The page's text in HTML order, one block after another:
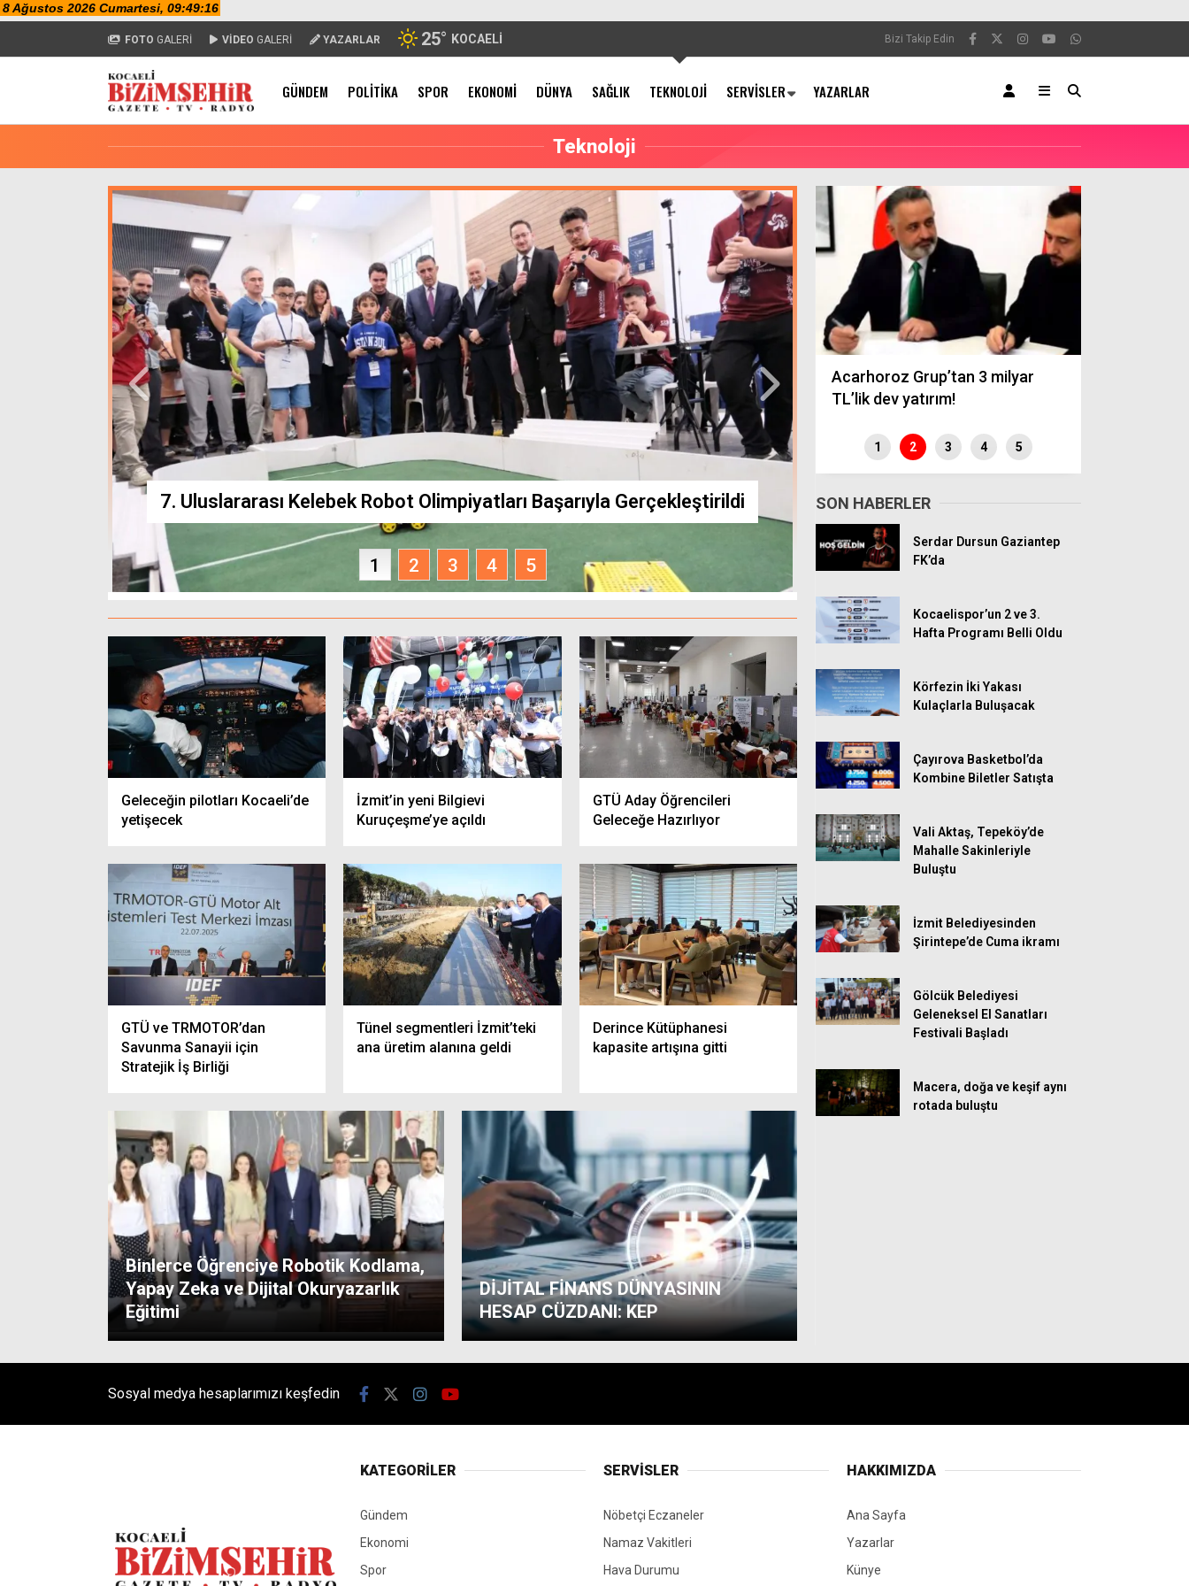
FOTO GALERİ VİDEO GALERİ YAZARLAR 25° KOCAELI Bizi Takip Edin
GÜNDEM POLITIKA SPOR EKONOMI DÜNYA SAĞLIK TEKNOLOJI SERVISLER YAZARLAR
Teknoloji
7. Uluslararası Kelebek Robot Olimpiyatları Başarıyla Gerçekleştirildi GTÜ’de Teknoloji Geliştirme ve Yapay
1 2 3 4 5
Geleceğin pilotları Kocaeli’de
yetişecek
İzmit’in yeni Bilgievi
Kuruçeşme’ye açıldı
GTÜ Aday Öğrencileri
Geleceğe Hazırlıyor
GTÜ ve TRMOTOR’dan
Savunma Sanayii için
Stratejik İş Birliği
Tünel segmentleri İzmit’teki
ana üretim alanına geldi
Derince Kütüphanesi
kapasite artışına gitti
Binlerce Öğrenciye Robotik Kodlama,
Yapay Zeka ve Dijital Okuryazarlık
Eğitimi
DİJİTAL FİNANS DÜNYASININ
HESAP CÜZDANI: KEP
Çayırova Belediyesi Basketbol
heyetinden Türkoğlu’na ziyaret
Alikahya Stadyum Tramvay
Hattı’nda yoğun mesai
Hodri Meydan’ın yeni başkanı
Ferhat Uzun oldu
Acarhoroz Grup’tan 3 milyar
TL’lik dev yatırım!
1 2 3 4 5
SON HABERLER
Serdar Dursun Gaziantep
FK’da
Kocaelispor’un 2 ve 3.
Hafta Programı Belli Oldu
Körfezin İki Yakası
Kulaçlarla Buluşacak
Çayırova Basketbol’da
Kombine Biletler Satışta
Vali Aktaş, Tepeköy’de
Mahalle Sakinleriyle
Buluştu
İzmit Belediyesinden
Şirintepe’de Cuma ikramı
Gölcük Belediyesi
Geleneksel El Sanatları
Festivali Başladı
Macera, doğa ve keşif aynı
rotada buluştu
Sosyal medya hesaplarımızı keşfedin
KATEGORİLER
Gündem
Ekonomi
Spor
SERVİSLER
Nöbetçi Eczaneler
Namaz Vakitleri
Hava Durumu
HAKKIMIZDA
Ana Sayfa
Yazarlar
Künye